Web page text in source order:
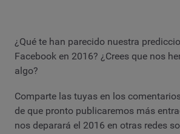
¿Qué te han parecido nuestra
Facebook en 2016? ¿Crees que nos
algo?
Comparte las tuyas en los
de que pronto publicaremos más
nos deparará el 2016 en otras redes